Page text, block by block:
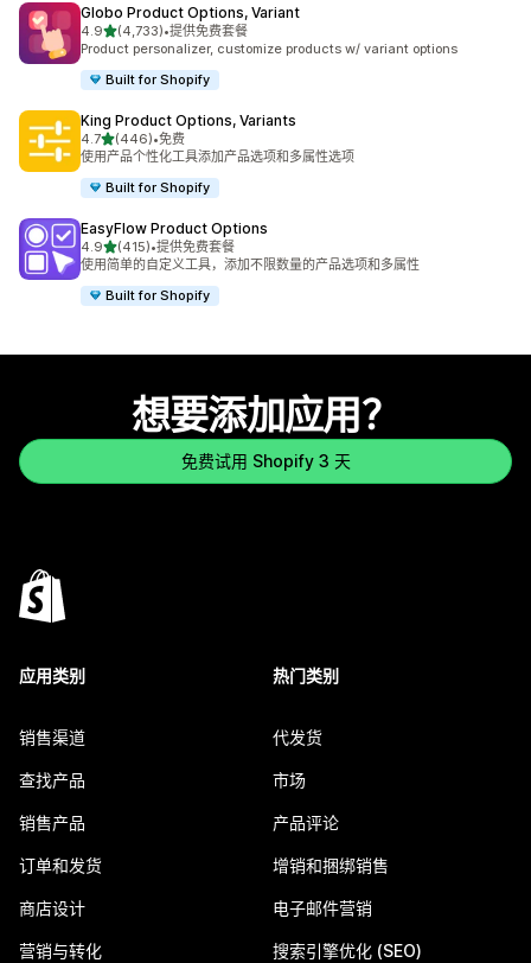
Globo Product Options, Variant
4.9星（满分 5 星）
(4,733)
总共 4733 条评论
•提供免费套餐
Product personalizer, customize products w/ variant options
Built for Shopify
King Product Options, Variants
4.7星（满分 5 星）
(446)
总共 446 条评论
•免费
使用产品个性化工具添加产品选项和多属性选项
Built for Shopify
EasyFlow Product Options
4.9星（满分 5 星）
(415)
总共 415 条评论
•提供免费套餐
使用简单的自定义工具，添加不限数量的产品选项和多属性
Built for Shopify
想要添加应用？
免费试用 Shopify 3 天
应用类别
销售渠道
查找产品
销售产品
订单和发货
商店设计
营销与转化
热门类别
代发货
市场
产品评论
增销和捆绑销售
电子邮件营销
搜索引擎优化 (SEO)